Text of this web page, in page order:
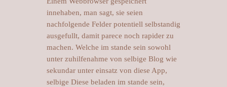
innehaben, man sagt, sie seien
nachfolgende Felder potentiell selbstandig
ausgefullt, damit parece noch rapider zu
machen. Welche im stande sein sowohl
unter zuhilfenahme von selbige Blog wie
sekundar unter einsatz von diese App,
selbige Diese beladen im stande sein,